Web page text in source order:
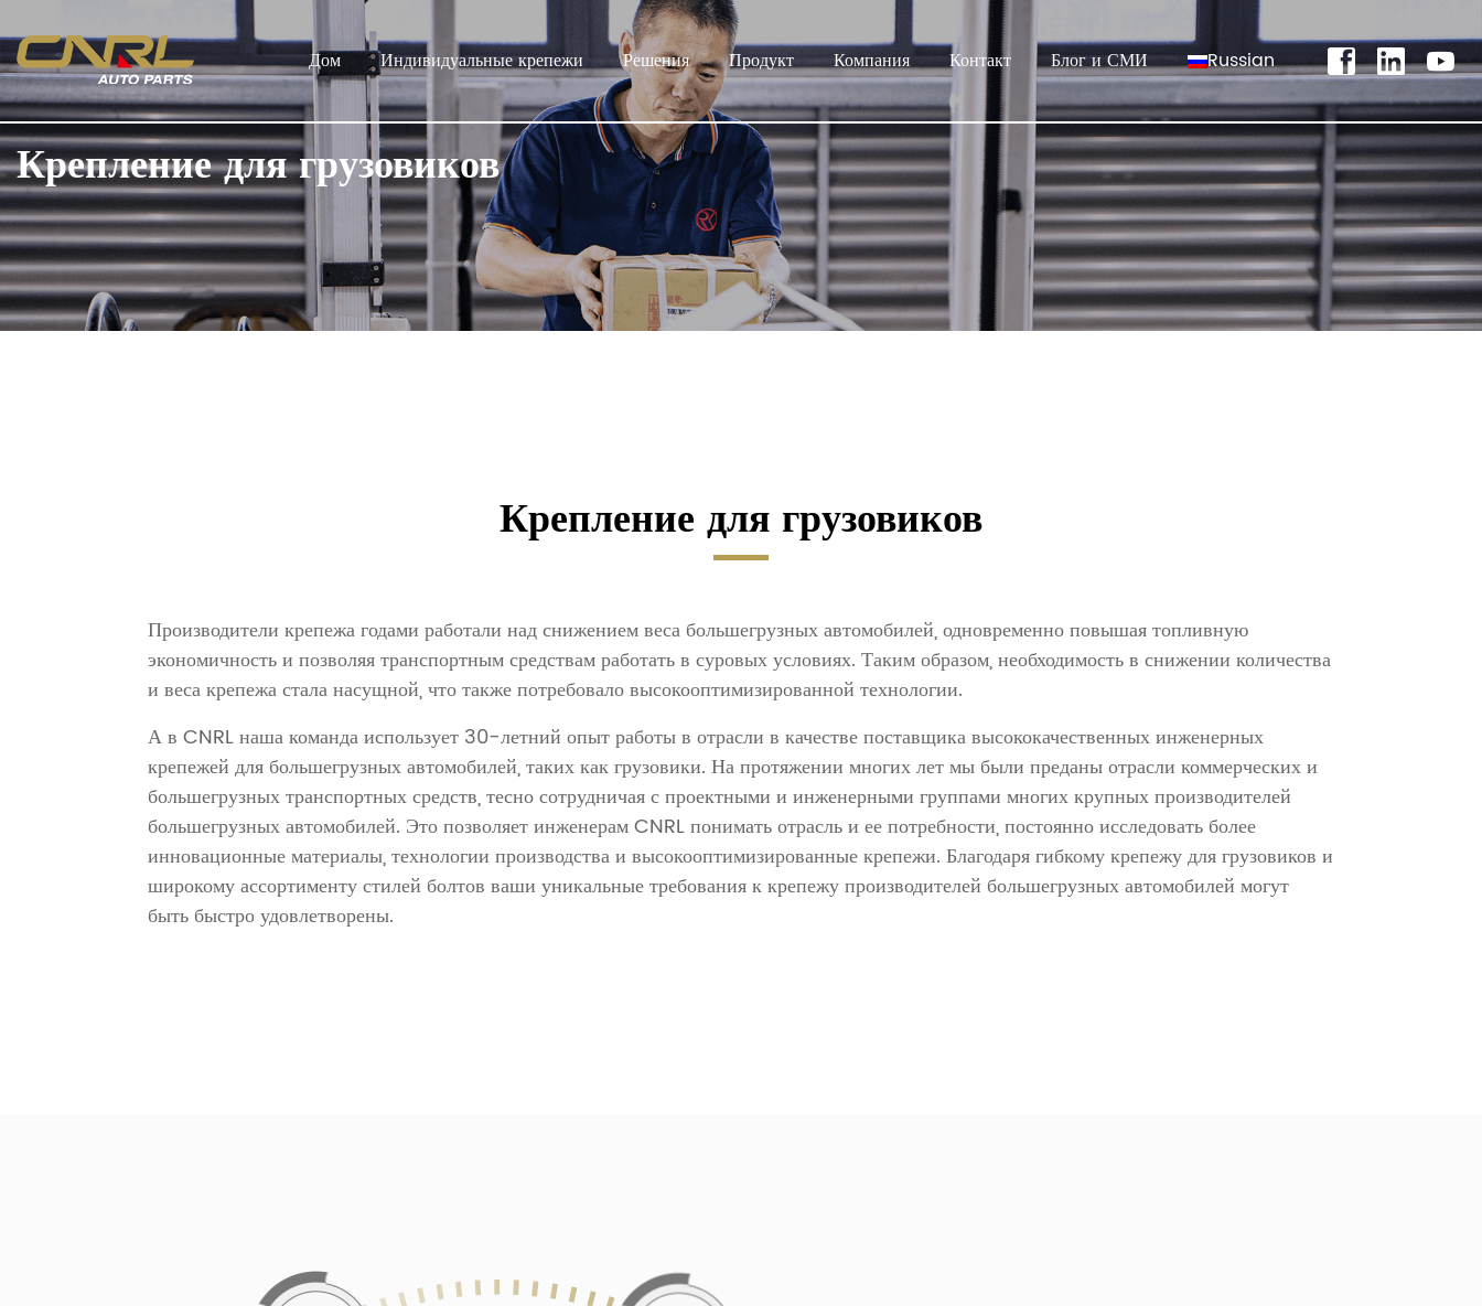
Дом Индивидуальные крепежи Решения Продукт Компания Контакт Блог и СМИ Russian
Крепление для грузовиков
Крепление для грузовиков
Производители крепежа годами работали над снижением веса большегрузных автомобилей, одновременно повышая топливную
экономичность и позволяя транспортным средствам работать в суровых условиях. Таким образом, необходимость в снижении количества
и веса крепежа стала насущной, что также потребовало высокооптимизированной технологии.
А в CNRL наша команда использует 30-летний опыт работы в отрасли в качестве поставщика высококачественных инженерных
крепежей для большегрузных автомобилей, таких как грузовики. На протяжении многих лет мы были преданы отрасли коммерческих и
большегрузных транспортных средств, тесно сотрудничая с проектными и инженерными группами многих крупных производителей
большегрузных автомобилей. Это позволяет инженерам CNRL понимать отрасль и ее потребности, постоянно исследовать более
инновационные материалы, технологии производства и высокооптимизированные крепежи. Благодаря гибкому крепежу для грузовиков и
широкому ассортименту стилей болтов ваши уникальные требования к крепежу производителей большегрузных автомобилей могут
быть быстро удовлетворены.